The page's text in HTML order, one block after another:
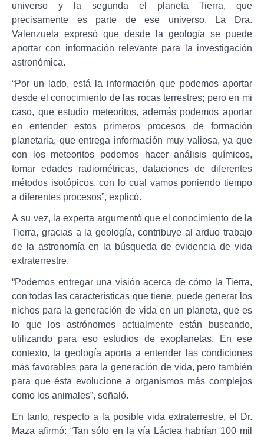
universo y la segunda el planeta Tierra, que
precisamente es parte de ese universo. La Dra.
Valenzuela expresó que desde la geología se puede
aportar con información relevante para la investigación
astronómica.
“Por un lado, está la información que podemos aportar
desde el conocimiento de las rocas terrestres; pero en mi
caso, que estudio meteoritos, además podemos aportar
en entender estos primeros procesos de formación
planetaria, que entrega información muy valiosa, ya que
con los meteoritos podemos hacer análisis químicos,
tomar edades radiométricas, dataciones de diferentes
métodos isotópicos, con lo cual vamos poniendo tiempo
a diferentes procesos”, explicó.
A su vez, la experta argumentó que el conocimiento de la
Tierra, gracias a la geología, contribuye al arduo trabajo
de la astronomía en la búsqueda de evidencia de vida
extraterrestre.
“Podemos entregar una visión acerca de cómo la Tierra,
con todas las características que tiene, puede generar los
nichos para la generación de vida en un planeta, que es
lo que los astrónomos actualmente están buscando,
utilizando para eso estudios de exoplanetas. En ese
contexto, la geología aporta a entender las condiciones
más favorables para la generación de vida, pero también
para que ésta evolucione a organismos más complejos
como los animales”, señaló.
En tanto, respecto a la posible vida extraterrestre, el Dr.
Maza afirmó: “Tan sólo en la vía Láctea habrían 100 mil